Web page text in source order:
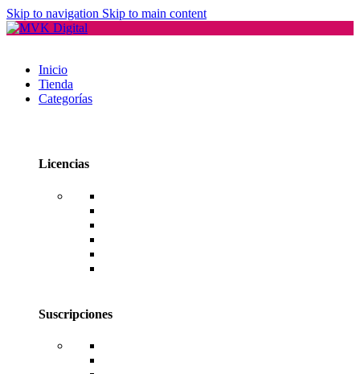
Skip to navigation Skip to main content
Inicio
Tienda
Categorías
Licencias
Suscripciones